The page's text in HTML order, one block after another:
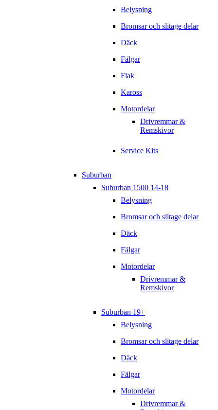
Belysning
Bromsar och slitage delar
Däck
Fälgar
Flak
Kaross
Motordelar
Drivremmar &
Remskivor
Service Kits
Suburban
Suburban 1500 14-18
Belysning
Bromsar och slitage delar
Däck
Fälgar
Motordelar
Drivremmar &
Remskivor
Suburban 19+
Belysning
Bromsar och slitage delar
Däck
Fälgar
Motordelar
Drivremmar &